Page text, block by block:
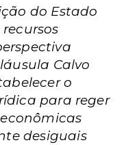
do Estado
Calvo
o
para reger
desiguais